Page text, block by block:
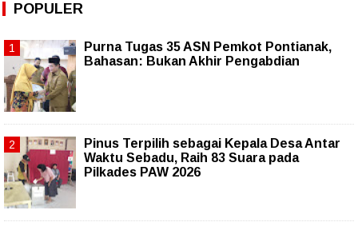
POPULER
Purna Tugas 35 ASN Pemkot Pontianak,
Bahasan: Bukan Akhir Pengabdian
Pinus Terpilih sebagai Kepala Desa Antar
Waktu Sebadu, Raih 83 Suara pada
Pilkades PAW 2026